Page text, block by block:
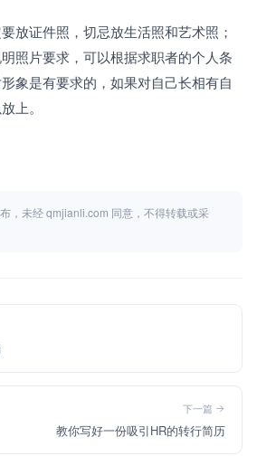
放证件照，切忌放生活照和艺术照；
照片要求，可以根据求职者的个人条
象是有要求的，如果对自己长相有自
上。
，未经 qmjianli.com 同意，不得转载或采
下一篇
教你写好一份吸引HR的转行简历